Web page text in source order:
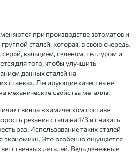
при производстве автоматов и
сталей, которая, в свою очередь,
кальцием, селеном, теллуром и
для того, чтобы улучшить
данных сталей на
станках. Легирующие качества не
механические свойства металла.
свинца в химическом составе
резания стали на 1/3 и снизить
раз. Использование таких сталей
экономики. Это особенно ощущается
деталей. Ведь денежные